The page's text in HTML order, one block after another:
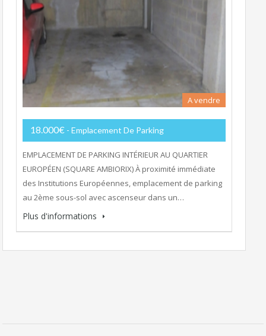
A vendre
18.000€ - Emplacement De Parking
EMPLACEMENT DE PARKING INTÉRIEUR AU QUARTIER
EUROPÉEN (SQUARE AMBIORIX) À proximité immédiate
des Institutions Européennes, emplacement de parking
au 2ème sous-sol avec ascenseur dans un…
Plus d'informations